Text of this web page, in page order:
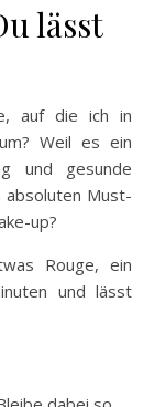
lässt
auf die ich in
Weil es ein
und gesunde
absoluten Must-
up?
Rouge, ein
und lässt